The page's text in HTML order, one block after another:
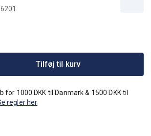
Tilføj til kurv
for 1000 DKK til Danmark & 1500 DKK til
regler her